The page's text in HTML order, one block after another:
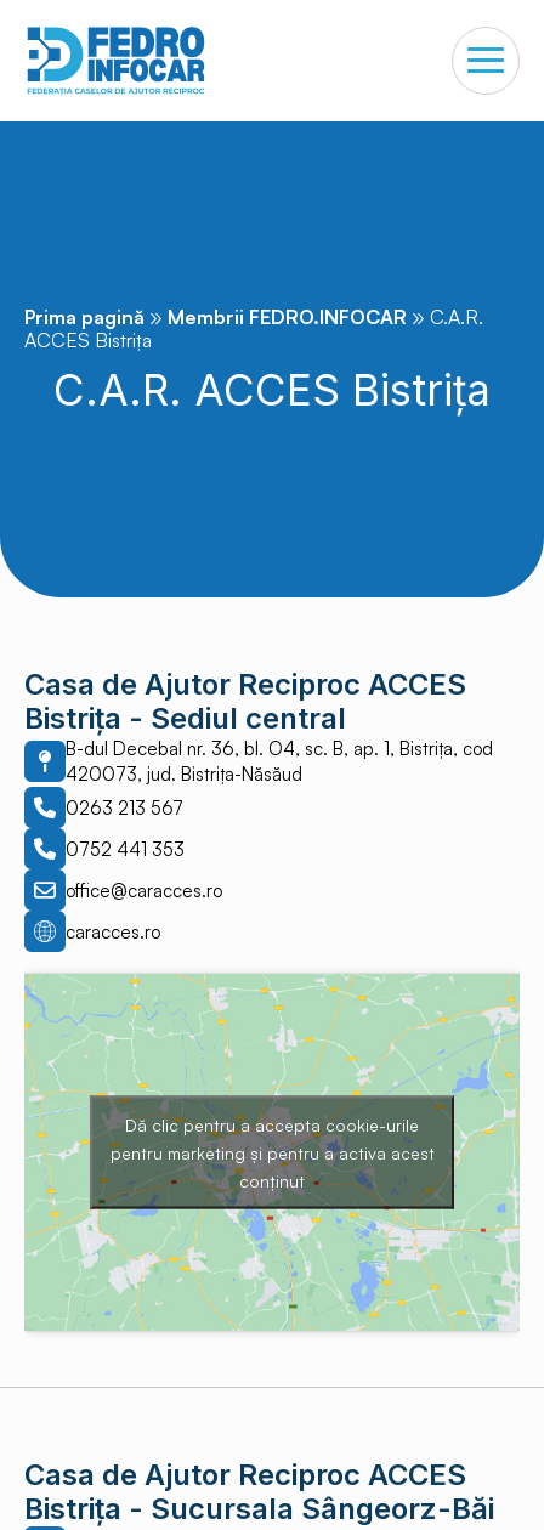
Prima pagină » Membrii FEDRO.INFOCAR » C.A.R.
ACCES Bistrița
C.A.R. ACCES Bistrița
Casa de Ajutor Reciproc ACCES
Bistrița - Sediul central
B-dul Decebal nr. 36, bl. O4, sc. B, ap. 1, Bistrița, cod
420073, jud. Bistrița-Năsăud
0263 213 567
0752 441 353
office@caracces.ro
caracces.ro
Dă clic pentru a accepta cookie-urile
pentru marketing și pentru a activa acest
conținut
Casa de Ajutor Reciproc ACCES
Bistrița - Sucursala Sângeorz-Băi